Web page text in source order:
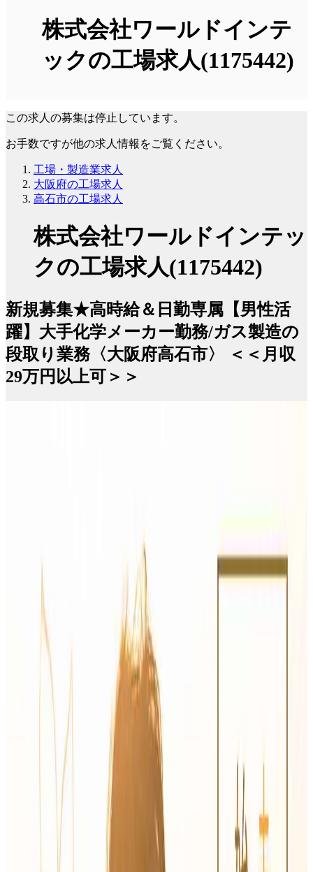
株式会社ワールドインテ
ックの工場求人(1175442)
この求人の募集は停止しています。
お手数ですが他の求人情報をご覧ください。
工場・製造業求人
大阪府の工場求人
高石市の工場求人
株式会社ワールドインテッ
クの工場求人(1175442)
新規募集★高時給＆日勤専属【男性活
躍】大手化学メーカー勤務/ガス製造の
段取り業務〈大阪府高石市〉 ＜＜月収
29万円以上可＞＞